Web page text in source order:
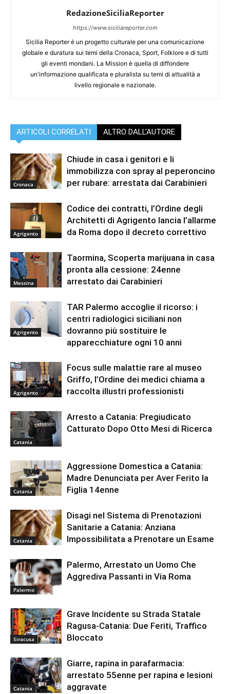
RedazioneSiciliaReporter
https://www.siciliareporter.com
Sicilia Reporter è un progetto culturale per una comunicazione
globale e duratura sui temi della Cronaca, Sport, Folklore e di tutti
gli eventi mondani. La Mission è quella di diffondere
un'informazione qualificata e pluralista su temi di attualità a
livello regionale e nazionale.
ARTICOLI CORRELATI ALTRO DALL'AUTORE
Cronaca
Chiude in casa i genitori e li
immobilizza con spray al peperoncino
per rubare: arrestata dai Carabinieri
Agrigento
Codice dei contratti, l’Ordine degli
Architetti di Agrigento lancia l’allarme
da Roma dopo il decreto correttivo
Messina
Taormina, Scoperta marijuana in casa
pronta alla cessione: 24enne
arrestato dai Carabinieri
Agrigento
TAR Palermo accoglie il ricorso: i
centri radiologici siciliani non
dovranno più sostituire le
apparecchiature ogni 10 anni
Agrigento
Focus sulle malattie rare al museo
Griffo, l’Ordine dei medici chiama a
raccolta illustri professionisti
Catania
Arresto a Catania: Pregiudicato
Catturato Dopo Otto Mesi di Ricerca
Catania
Aggressione Domestica a Catania:
Madre Denunciata per Aver Ferito la
Figlia 14enne
Catania
Disagi nel Sistema di Prenotazioni
Sanitarie a Catania: Anziana
Impossibilitata a Prenotare un Esame
Palermo
Palermo, Arrestato un Uomo Che
Aggrediva Passanti in Via Roma
Siracusa
Grave Incidente su Strada Statale
Ragusa-Catania: Due Feriti, Traffico
Bloccato
Catania
Giarre, rapina in parafarmacia:
arrestato 55enne per rapina e lesioni
aggravate